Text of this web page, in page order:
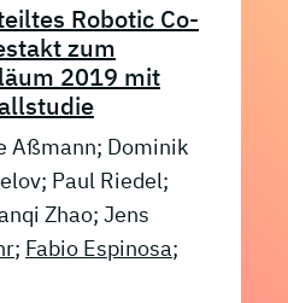
Robotic Co-
zum
2019 mit
Aßmann; Dominik
Paul Riedel;
Zhao; Jens
; Fabio Espinosa;